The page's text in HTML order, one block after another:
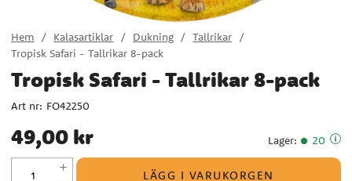
Hem Kalasartiklar Dukning
Tallrikar
Tropisk Safari - Tallrikar 8-pack
Tropisk Safari - Tallrikar 8-pack
Art nr: FO42250
Pris: 49,00 kr
49,00 kr Lager: 20
LÄGG I VARUKORGEN